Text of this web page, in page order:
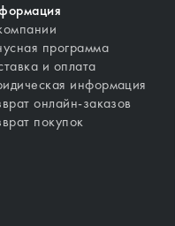
программа
и оплата
информация
онлайн-заказов
покупок